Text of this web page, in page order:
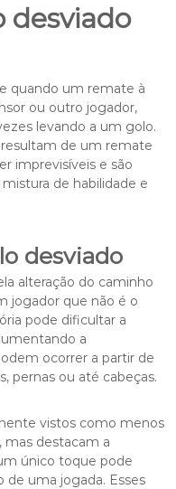
desviado
quando um remate à
ou outro jogador,
levando a um golo.
de um remate
imprevisíveis e são
de habilidade e
desviado
alteração do caminho
jogador que não é o
pode dificultar a
a
ocorrer a partir de
pernas ou até cabeças.
vistos como menos
mas destacam a
único toque pode
uma jogada. Esses